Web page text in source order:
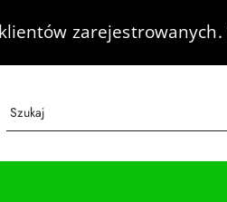
zarejestrowanych.